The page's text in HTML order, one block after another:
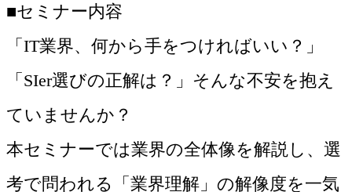
■セミナー内容
「IT業界、何から手をつければいい？」
「SIer選びの正解は？」そんな不安を抱え
ていませんか？
本セミナーでは業界の全体像を解説し、選
考で問われる「業界理解」の解像度を一気